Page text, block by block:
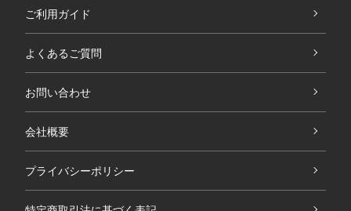
ご利用ガイド
よくあるご質問
お問い合わせ
会社概要
プライバシーポリシー